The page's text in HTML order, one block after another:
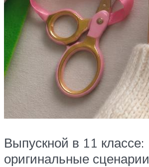
Выпускной в 11 классе:
оригинальные сценарии